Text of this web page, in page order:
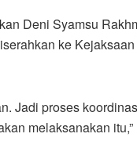
Deni Syamsu
ke
Jadi proses
melaksanakan